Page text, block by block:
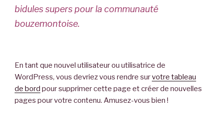
bidules supers pour la communauté
bouzemontoise.
En tant que nouvel utilisateur ou utilisatrice de
WordPress, vous devriez vous rendre survotre tableau
de bord pour supprimer cette page et créer de nouvelles
pages pour votre contenu. Amusez-vous bien !